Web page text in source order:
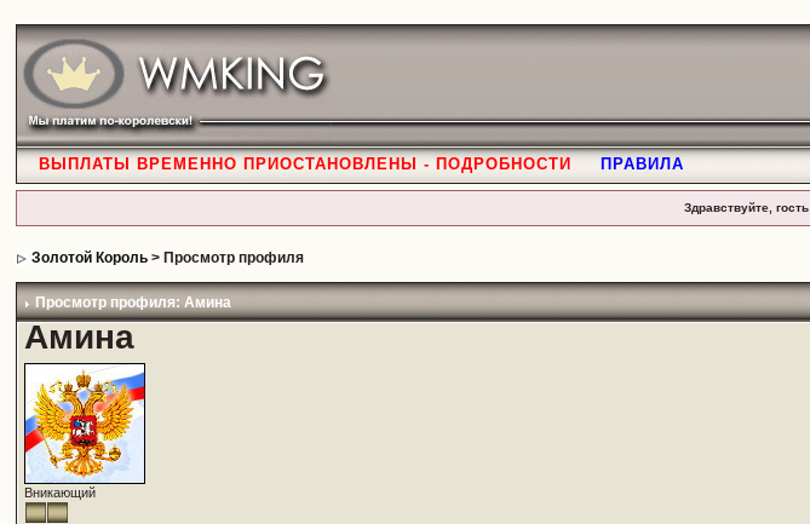
ВЫПЛАТЫ ВРЕМЕННО ПРИОСТАНОВЛЕНЫ - ПОДРОБНОСТИ ПРАВИЛА
Здравствуйте, гость
Золотой Король > Просмотр профиля
Просмотр профиля: Амина
Амина
Вникающий